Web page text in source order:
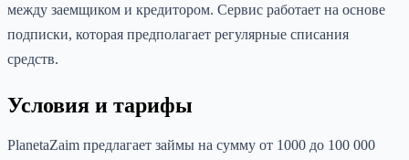
между заемщиком и кредитором. Сервис работает на основе
подписки, которая предполагает регулярные списания
средств.
Условия и тарифы
PlanetaZaim предлагает займы на сумму от 1000 до 100 000